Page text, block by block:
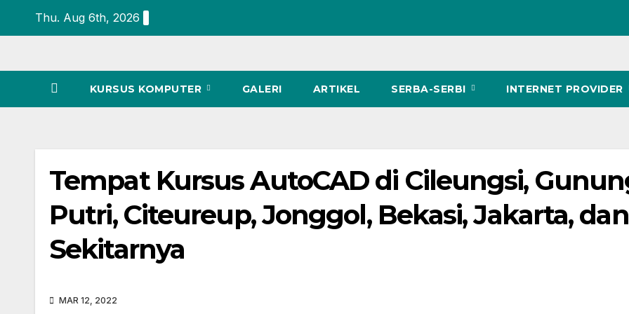
Thu. Aug 6th, 2026
KURSUS KOMPUTER GALERI ARTIKEL SERBA-SERBI INTERNET PROVIDER
Tempat Kursus AutoCAD di Cileungsi,
Putri, Citeureup, Jonggol, Bekasi, Jakarta, dan
Sekitarnya
MAR 12, 2022